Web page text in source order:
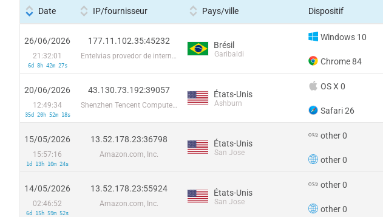
Date IP/fournisseur Pays/ville Dispositif
26/06/2026
21:32:01
6d 8h 42m 27s
177.11.102.35:45232
Entelvias provedor de internet ltda
Brésil
Garibaldi
Windows 10
Chrome 84
20/06/2026
12:49:34
35d 20h 52m 18s
43.130.73.192:39057
Shenzhen Tencent Computer Systems Company Limited
États-Unis
Ashburn
OS X 0
Safari 26
15/05/2026
15:57:16
1d 13h 10m 24s
13.52.178.23:36798
Amazon.com, Inc.
États-Unis
San Jose
other 0
other 0
14/05/2026
02:46:52
6d 15h 59m 52s
13.52.178.23:55924
Amazon.com, Inc.
États-Unis
San Jose
other 0
other 0